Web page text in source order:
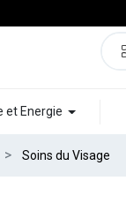
et Energie
Soins du Visage